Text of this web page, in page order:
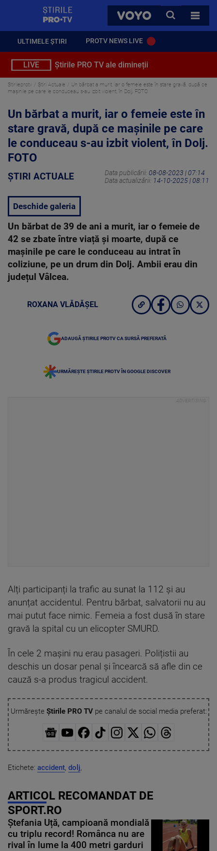
VOYO
CAUTA
TOATE
ULTIMELE ȘTIRI PROTV NEWS LIVE
LIVE Știrile PRO TV ale dimineții
Stirileprotv Știri Actuale
Un bărbat a murit, iar o femeie este în stare gravă, după ce
mașinile pe care le conduceau s-au izbit violent, în Dolj. FOTO
Un bărbat a murit, iar o femeie este în
stare gravă, după ce mașinile pe care
le conduceau s-au izbit violent, în Dolj.
FOTO
ȘTIRI ACTUALE Data publicării: 08-08-2023 | 07:14
Data actualizării: 14-10-2025 | 08:11
Deschide galeria
Un bărbat de 39 de ani a murit, iar o femeie de
42 se zbate între viață și moarte, după ce
mașinile pe care le conduceau au intrat în
coliziune, pe un drum din Dolj. Ambii erau din
județul Vâlcea.
ROXANA VLĂDĂȘEL
ADAUGĂ ȘTIRILE PROTV CA SURSĂ PREFERATĂ
URMĂREȘTE ȘTIRILE PROTV ÎN GOOGLE DISCOVER
Alți participanți la trafic au sunat la 112 și au
anunțat accidentul. Pentru bărbat, salvatorii nu au
mai putut face nimic. Femeia a fost dusă în stare
gravă la spital cu un elicopter SMURD.
În cele 2 mașini nu erau pasageri. Polițistii au
deschis un dosar penal și încearcă să afle din ce
cauză s-a produs tragicul accident.
Urmărește Știrile PRO TVpe canalul de social media preferat:
Etichete: accident, dolj,
ARTICOL RECOMANDAT DE
SPORT.RO
Ștefania Uță, campioană mondială
cu triplu record! Românca nu are
rival în lume la 400 metri garduri